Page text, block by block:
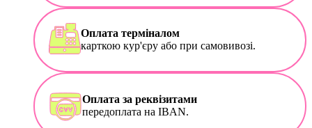
Оплата терміналом
карткою кур'єру або при самовивозі.
Оплата за реквізитами
передоплата на IBAN.